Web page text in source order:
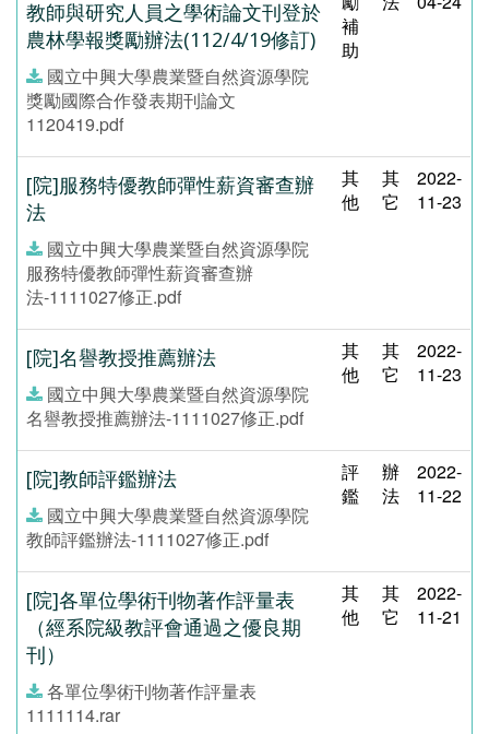
教師與研究人員之學術論文刊登於
農林學報獎勵辦法(112/4/19修訂)
國立中興大學農業暨自然資源學院
獎勵國際合作發表期刊論文
1120419.pdf
補
助
[院]服務特優教師彈性薪資審查辦
法
國立中興大學農業暨自然資源學院
服務特優教師彈性薪資審查辦
法-1111027修正.pdf
其
他
其
它
2022-
11-23
[院]名譽教授推薦辦法
國立中興大學農業暨自然資源學院
名譽教授推薦辦法-1111027修正.pdf
其
他
其
它
2022-
11-23
[院]教師評鑑辦法
國立中興大學農業暨自然資源學院
教師評鑑辦法-1111027修正.pdf
評
鑑
辦
法
2022-
11-22
[院]各單位學術刊物著作評量表
（經系院級教評會通過之優良期
刊）
各單位學術刊物著作評量表
1111114.rar
其
他
其
它
2022-
11-21